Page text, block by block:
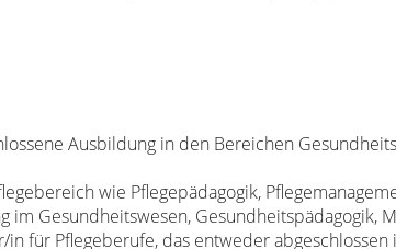
Ausbildung in den Bereichen
wie Pflegepädagogik,
im Gesundheitswesen, Gesundheitspädagogik,
für Pflegeberufe, das entweder